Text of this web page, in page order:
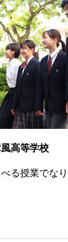
高等学校
る授業でな